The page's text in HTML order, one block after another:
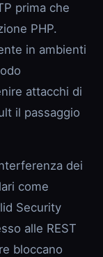
prima che
PHP.
in ambienti
attacchi di
il passaggio
dei
come
Security
alle REST
bloccano